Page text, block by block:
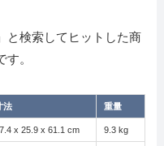
と検索してヒットした商
。
法 重量
x 25.9 x 61.1 cm 9.3 kg